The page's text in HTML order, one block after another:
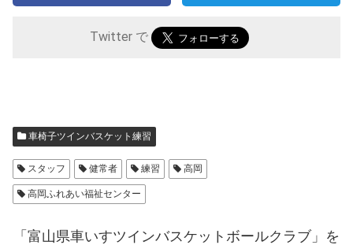
Twitter で
車椅子ツインバスケット練習
スタッフ 健常者 練習 高岡
高岡ふれあい福祉センター
「富山県車いすツインバスケットボールクラブ」を